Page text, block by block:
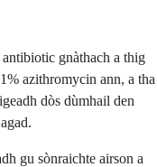
gnàthach a thig
azithromycin ann, a tha
dòs dùmhail den
gu sònraichte airson a